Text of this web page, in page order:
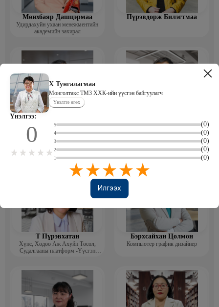
Х Тунгалагмаа
Монголтакс ТМЗ ХХК-ийн үүсгэн байгуулагч
Үнэлгээ өгөх
Үнэлгээ:
0 5 (0)
4 (0)
3 (0)
2 (0)
1 (0)
Илгээх
Мөнхбаяр Дашцэрмаа
Удирдахуйн ухаан менежментийн
академийн захирал
Пүрэвдорж Билэгтмаа
Мөнгөнрейс Пүрэвдорж
Программист, График дизайнер,
Багш
Өлзийсайхан Золбаяр
Эрдэнэт үйлдвэрийн хүний нөөцийн
тэргүүлэх мэргэжилтэн
Т Пүрэвхатан
Хүнс, Хөдөө Аж Ахуйн Төсөл,
Судалгааны платформ -Үүсгэн
Бэрхсайхан Цолмон
Компьютер график дизайнер